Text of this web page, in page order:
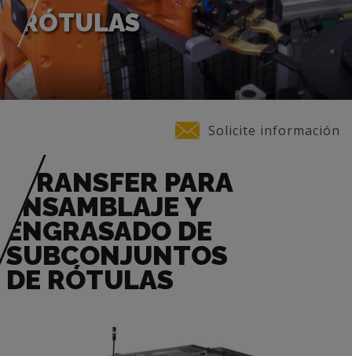
RÓTULAS
Solicite información
TRANSFER PARA
ENSAMBLAJE Y
ENGRASADO DE
SUBCONJUNTOS
DE RÓTULAS